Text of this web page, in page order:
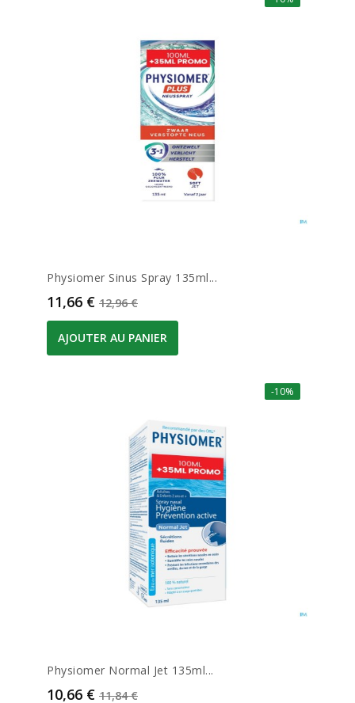
Physiomer Sinus Spray 135ml...
Prix
11,66 € Prix de base
12,96 €
AJOUTER AU PANIER
-10%
Physiomer Normal Jet 135ml...
Prix
10,66 € Prix de base
11,84 €